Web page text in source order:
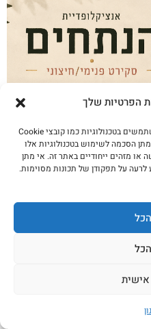
הפרטיות שלך
כדי לספק את החוויה הטובה ביותר, אנו משתמשים בטכנולוגיות כמו קובצי Cookie
הסכמה לשימוש בטכנולוגיות אלו
או מזהים ייחודיים באתר זה. אי מתן
על תפקודן של תכונות מסוימות.
אנציקלופדיית הנתחים · פרק 2 סקירט